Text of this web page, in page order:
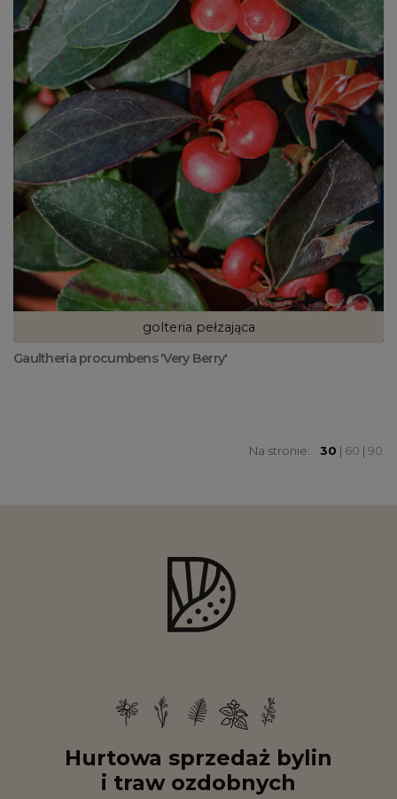
golteria pełzająca
Gaultheria procumbens 'Very Berry'
Na stronie: 30 | 60 | 90
Hurtowa sprzedaż bylin
i traw ozdobnych